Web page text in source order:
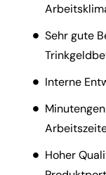
Sehr gute
Interne
Hoher